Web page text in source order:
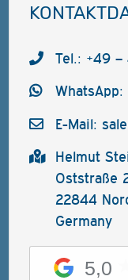
Tel.: +49
E-Mail:
Helmut
Oststraße
22844
Germany
5,0